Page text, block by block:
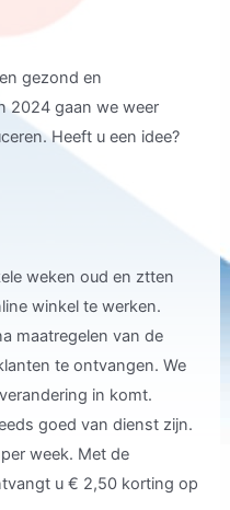
gezond en
2024 gaan we weer
Heeft u een idee?
weken oud en ztten
winkel te werken.
maatregelen van de
te ontvangen. We
in komt.
goed van dienst zijn.
week. Met de
u € 2,50 korting op